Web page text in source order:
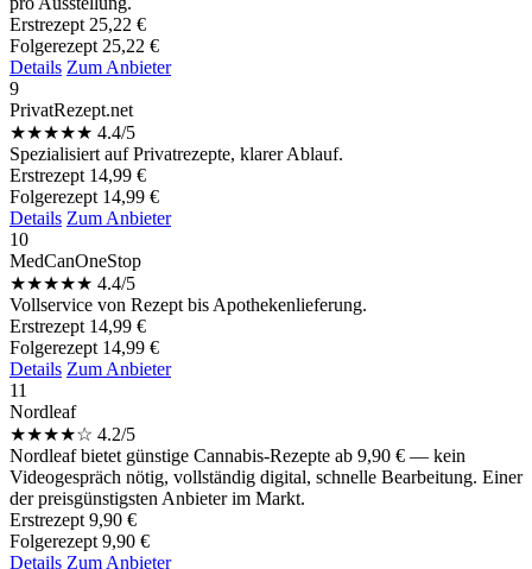
Erstrezept 25,22 €
Folgerezept 25,22 €
Details Zum Anbieter
9
PrivatRezept.net
★★★★★ 4.4/5
Spezialisiert auf Privatrezepte, klarer Ablauf.
Erstrezept 14,99 €
Folgerezept 14,99 €
Details Zum Anbieter
10
MedCanOneStop
★★★★★ 4.4/5
Vollservice von Rezept bis Apothekenlieferung.
Erstrezept 14,99 €
Folgerezept 14,99 €
Details Zum Anbieter
11
Nordleaf
★★★★☆ 4.2/5
Nordleaf bietet günstige Cannabis-Rezepte ab 9,90 € — kein
Videogespräch nötig, vollständig digital, schnelle Bearbeitung. Einer
der preisgünstigsten Anbieter im Markt.
Erstrezept 9,90 €
Folgerezept 9,90 €
Details Zum Anbieter